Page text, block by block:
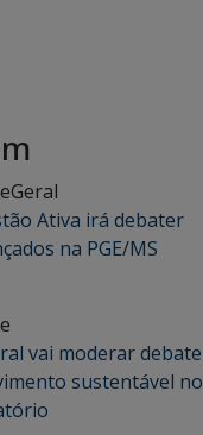
Geral
Ativa irá debater
na PGE/MS
vai moderar debate
sustentável no